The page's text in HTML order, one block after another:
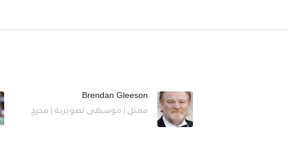
Brendan Gleeson
ممثل | موسيقى تصويرية | مخرج